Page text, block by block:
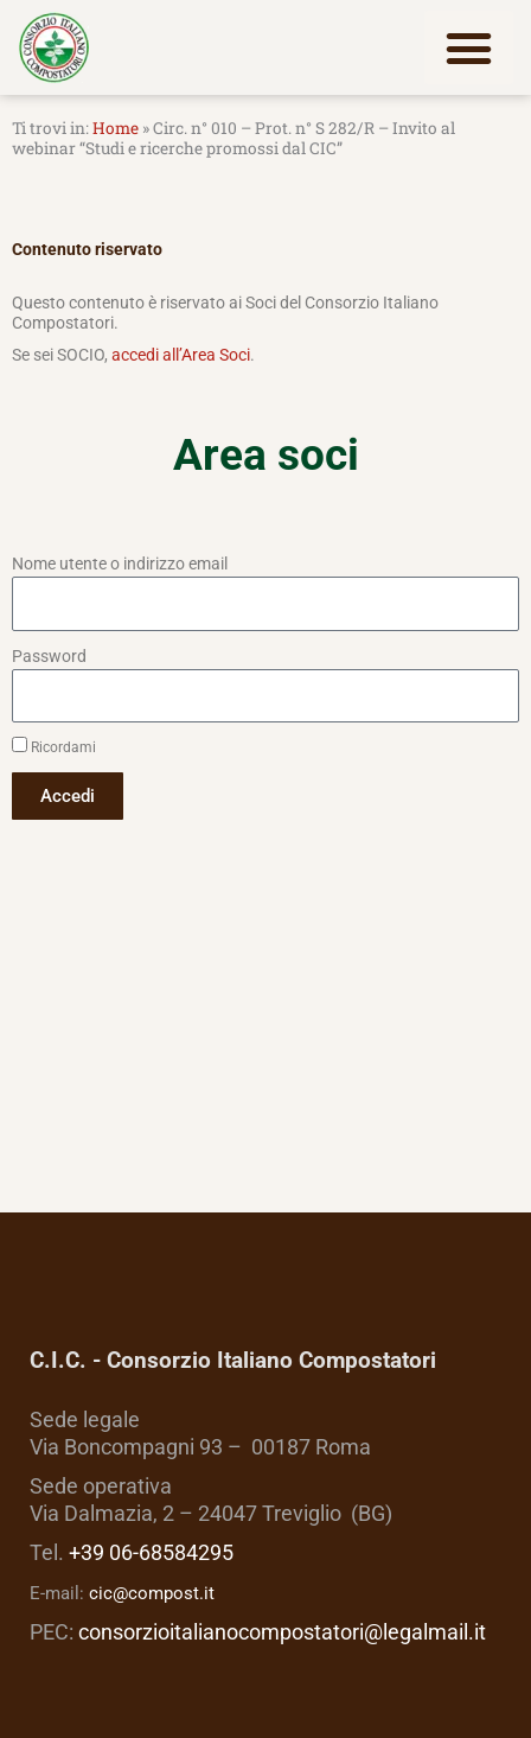
contenuto
Home »Circ. n° 010 – Prot. n° S 282/R – Invito al
webinar “Studi e ricerche promossi dal CIC”
Contenuto riservato
Questo contenuto è riservato ai Soci del Consorzio Italiano
Compostatori.
Se sei SOCIO, accedi all’Area Soci.
Area soci
Nome utente o indirizzo email
Password
Ricordami
Accedi
C.I.C. - Consorzio Italiano Compostatori
Sede legale
Via Boncompagni 93 – 00187 Roma
Sede operativa
Via Dalmazia, 2 – 24047 Treviglio (BG)
Tel. +39 06-68584295
E-mail: cic@compost.it
PEC: consorzioitalianocompostatori@legalmail.it